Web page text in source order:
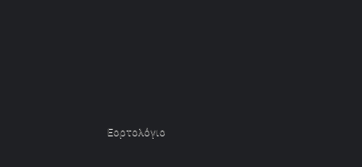
Εορτολόγιο